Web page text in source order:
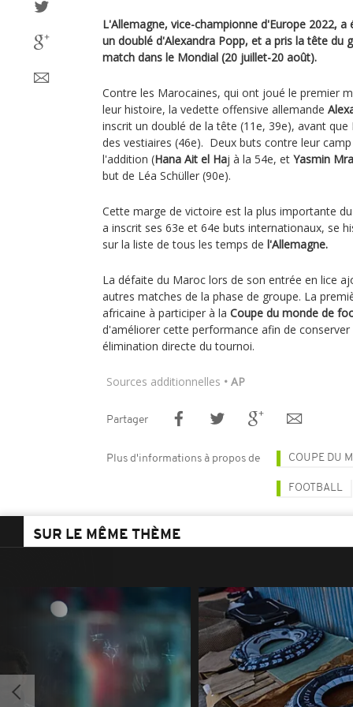
L'Allemagne, vice-championne d'Europe 2022,
un doublé d'Alexandra Popp, et a pris la tête du
match dans le Mondial (20 juillet-20 août).
Contre les Marocaines, qui ont joué le premier
leur histoire, la vedette offensive allemande
inscrit un doublé de la tête (11e, 39e), avant
des vestiaires (46e). Deux buts contre leur
l'addition (Hana Ait el Haj à la 54e, et Yasmin
but de Léa Schüller (90e).
Cette marge de victoire est la plus importante
a inscrit ses 63e et 64e buts internationaux, se
sur la liste de tous les temps de l'Allemagne.
La défaite du Maroc lors de son entrée en lice
autres matches de la phase de groupe. La
africaine à participer à la Coupe du monde de
d'améliorer cette performance afin de
élimination directe du tournoi.
Sources additionnelles • AP
Partager
Plus d'informations à propos de COUPE DU
FOOTBALL
SUR LE MÊME THÈME